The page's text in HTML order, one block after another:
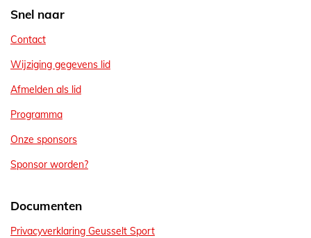
Snel naar
Contact
Wijziging gegevens lid
Afmelden als lid
Programma
Onze sponsors
Sponsor worden?
Documenten
Privacyverklaring Geusselt Sport